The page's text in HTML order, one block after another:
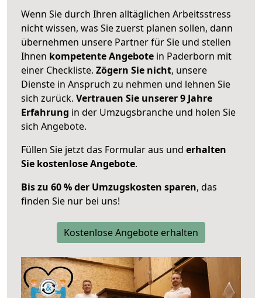
Wenn Sie durch Ihren alltäglichen Arbeitsstress
nicht wissen, was Sie zuerst planen sollen, dann
übernehmen unsere Partner für Sie und stellen
Ihnen kompetente Angebote in Paderborn mit
einer Checkliste. Zögern Sie nicht, unsere
Dienste in Anspruch zu nehmen und lehnen Sie
sich zurück. Vertrauen Sie unserer 9 Jahre
Erfahrung in der Umzugsbranche und holen Sie
sich Angebote.
Füllen Sie jetzt das Formular aus und erhalten
Sie kostenlose Angebote.
Bis zu 60 % der Umzugskosten sparen, das
finden Sie nur bei uns!
Kostenlose Angebote erhalten